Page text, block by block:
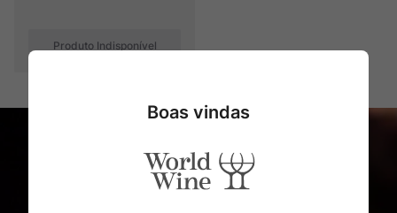
Produto Indisponível
Boas vindas